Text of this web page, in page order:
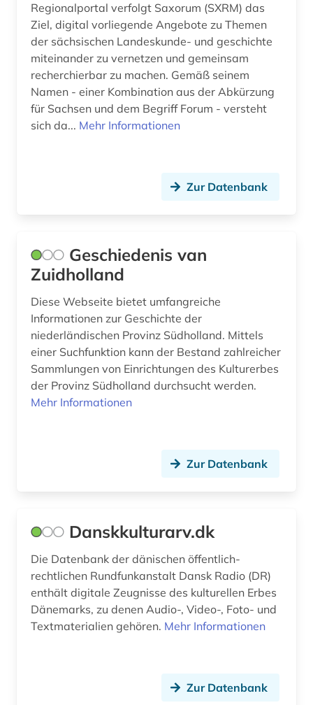
Regionalportal verfolgt Saxorum (SXRM) das
Ziel, digital vorliegende Angebote zu Themen
der sächsischen Landeskunde- und geschichte
miteinander zu vernetzen und gemeinsam
recherchierbar zu machen. Gemäß seinem
Namen - einer Kombination aus der Abkürzung
für Sachsen und dem Begriff Forum - versteht
sich da... Mehr Informationen
Zur Datenbank
Geschiedenis van
Zuidholland
Diese Webseite bietet umfangreiche
Informationen zur Geschichte der
niederländischen Provinz Südholland. Mittels
einer Suchfunktion kann der Bestand zahlreicher
Sammlungen von Einrichtungen des Kulturerbes
der Provinz Südholland durchsucht werden.
Mehr Informationen
Zur Datenbank
Danskkulturarv.dk
Die Datenbank der dänischen öffentlich-
rechtlichen Rundfunkanstalt Dansk Radio (DR)
enthält digitale Zeugnisse des kulturellen Erbes
Dänemarks, zu denen Audio-, Video-, Foto- und
Textmaterialien gehören. Mehr Informationen
Zur Datenbank